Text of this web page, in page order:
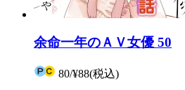
余命一年のＡＶ女優 50
80/¥88(税込)